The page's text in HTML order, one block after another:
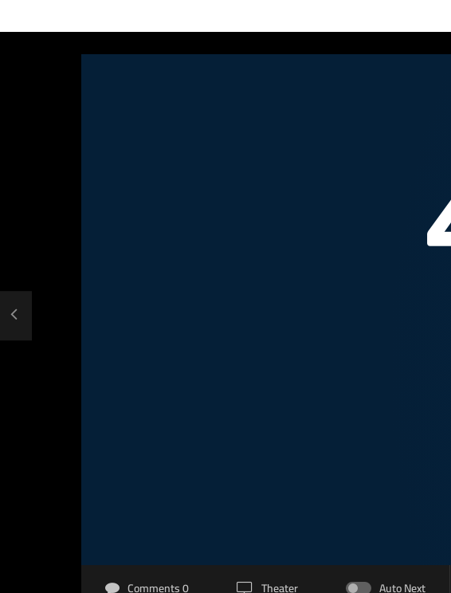
Auto Next
Theater
0 Comments